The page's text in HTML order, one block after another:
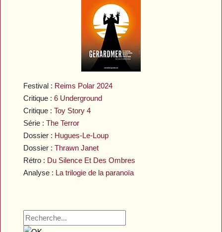
Festival : Reims Polar 2024
Critique :6 Underground
Critique :Toy Story 4
Série :The Terror
Dossier : Hugues-Le-Loup
Dossier :Thrawn Janet
Rétro : Du Silence Et Des Ombres
Analyse : La trilogie de la paranoïa